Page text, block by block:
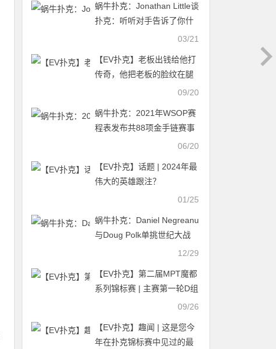
蜗牛扑克：​Jonathan Little谈
扑克：听听对手告诉了你什
03/21
【EV扑克】老板出钱给他打
传奇，他把老板的脸纹在腿
09/20
蜗牛扑克：2021年WSOP赛
程表发布共88项金手链赛事
06/20
【EV扑克】话题 | 2024年最
伟大的英雄跟注？
01/25
蜗牛扑克：Daniel Negreanu
与Doug Polk单挑世纪大战
没到最后一手牌不能简单定
12/29
【EV扑克】第二届MPT魔都
系列锦标赛 | 主赛第一轮D组
将于12:00开赛！主赛第二轮
09/26
【EV扑克】趣闻 | 这是您今
年在扑克锦标赛中见过的最